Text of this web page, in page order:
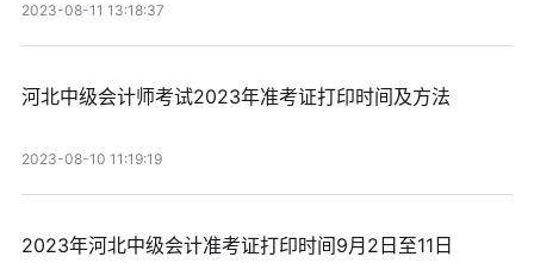
2023-08-11 13:18:37
河北中级会计师考试2023年准考证打印时间及方法
2023-08-10 11:19:19
2023年河北中级会计准考证打印时间9月2日至11日